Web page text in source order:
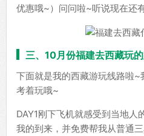
优惠哦~）问问啦~听说现在还
三、10月份福建去西藏玩
下面就是我的西藏游玩线路啦
考着玩哦~
DAY1刚下飞机就感受到当地人
我的到来，并免费帮我从普通